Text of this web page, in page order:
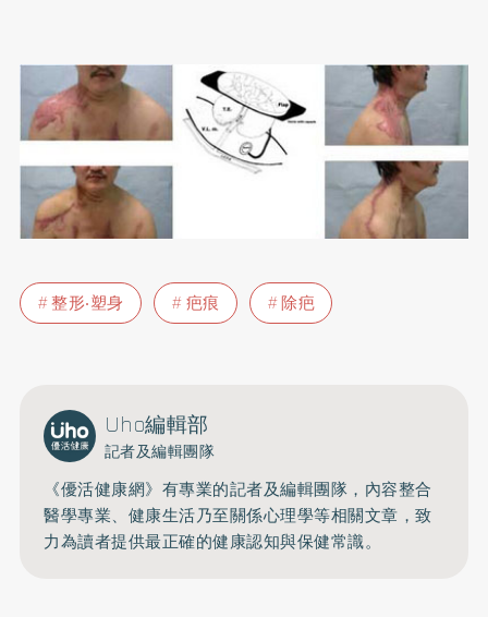
整形‧塑身 疤痕 除疤
Uho編輯部
記者及編輯團隊
《優活健康網》有專業的記者及編輯團隊，內容整合
醫學專業、健康生活乃至關係心理學等相關文章，致
力為讀者提供最正確的健康認知與保健常識。